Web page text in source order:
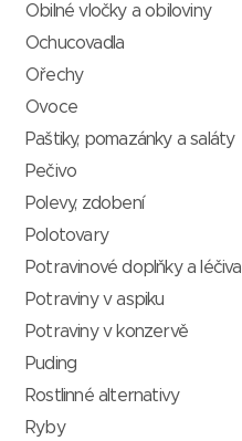
Obilné vločky a obiloviny
Ochucovadla
Ořechy
Ovoce
Paštiky, pomazánky a saláty
Pečivo
Polevy, zdobení
Polotovary
Potravinové doplňky a léčiva
Potraviny v aspiku
Potraviny v konzervě
Puding
Rostlinné alternativy
Ryby